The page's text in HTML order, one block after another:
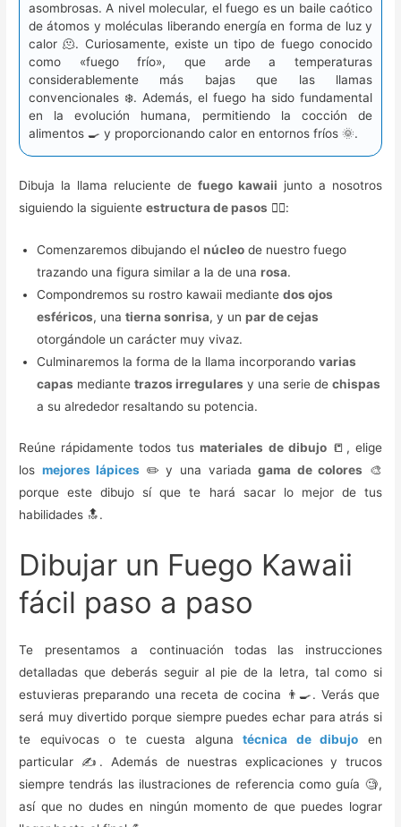
asombrosas. A nivel molecular, el fuego es un baile caótico
de átomos y moléculas liberando energía en forma de luz y
calor 🫠. Curiosamente, existe un tipo de fuego conocido
como «fuego frío», que arde a temperaturas
considerablemente más bajas que las llamas
convencionales ❄️. Además, el fuego ha sido fundamental
en la evolución humana, permitiendo la cocción de
alimentos 🍳 y proporcionando calor en entornos fríos 🌞.
Dibuja la llama reluciente de fuego kawaii junto a nosotros
siguiendo la siguienteestructura de pasos 👇🏻:
Comenzaremos dibujando elnúcleo de nuestro fuego
trazando una figura similar a la de unarosa.
Compondremos su rostro kawaii mediantedos ojos
esféricos, unatierna sonrisa, y unpar de cejas
otorgándole un carácter muy vivaz.
Culminaremos la forma de la llama incorporandovarias
capas mediantetrazos irregulares y una serie dechispas
a su alrededor resaltando su potencia.
Reúne rápidamente todos tusmateriales de dibujo📒, elige
los mejores lápices ✏️ y una variadagama de colores 🎨
porque este dibujo sí que te hará sacar lo mejor de tus
habilidades 🔝.
Dibujar un Fuego Kawaii
fácil paso a paso
Te presentamos a continuación todas las instrucciones
detalladas que deberás seguir al pie de la letra, tal como si
estuvieras preparando una receta de cocina 👨‍🍳. Verás que
será muy divertido porque siempre puedes echar para atrás si
te equivocas o te cuesta algunatécnica de dibujo en
particular ✍️. Además de nuestras explicaciones y trucos
siempre tendrás las ilustraciones de referencia como guía 🧐,
así que no dudes en ningún momento de que puedes lograr